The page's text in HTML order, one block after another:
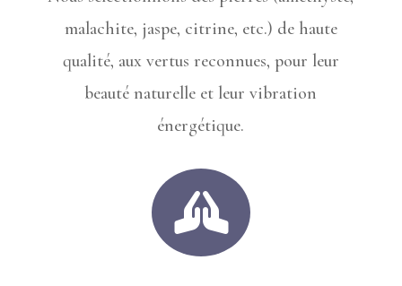
malachite, jaspe, citrine, etc.) de haute
qualité, aux vertus reconnues, pour leur
beauté naturelle et leur vibration
énergétique.
